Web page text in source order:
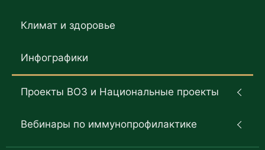
Климат и здоровье
Инфографики
Проекты ВОЗ и Национальные проекты
Вебинары по иммунопрофилактике